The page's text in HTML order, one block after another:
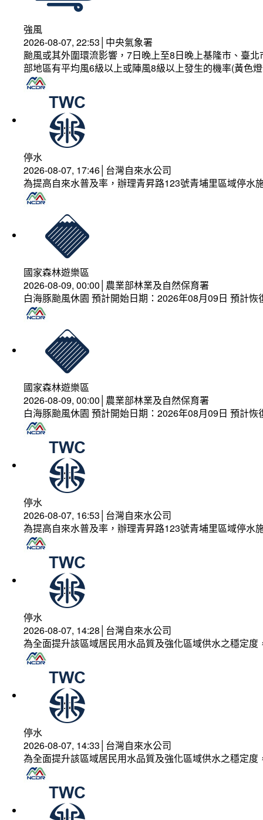
強風
2026-08-07, 22:53│中央氣象署
颱風或其外圍環流影響，7日晚上至8日晚上基隆市、臺
部地區有平均風6級以上或陣風8級以上發生的機率(黃色
停水
2026-08-07, 17:46│台灣自來水公司
為提高自來水普及率，辦理青昇路123號青埔里區域停水
國家森林遊樂區
2026-08-09, 00:00│農業部林業及自然保育署
白海豚颱風休園 預計開始日期：2026年08月09日 預計
國家森林遊樂區
2026-08-09, 00:00│農業部林業及自然保育署
白海豚颱風休園 預計開始日期：2026年08月09日 預計
停水
2026-08-07, 16:53│台灣自來水公司
為提高自來水普及率，辦理青昇路123號青埔里區域停水
停水
2026-08-07, 14:28│台灣自來水公司
為全面提升該區域居民用水品質及強化區域供水之穩定
停水
2026-08-07, 14:33│台灣自來水公司
為全面提升該區域居民用水品質及強化區域供水之穩定